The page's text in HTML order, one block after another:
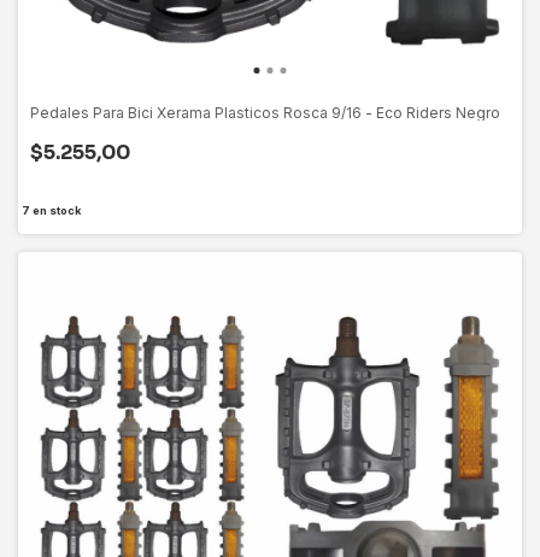
Pedales Para Bici Xerama Plasticos Rosca 9/16 - Eco Riders Negro
$5.255,00
7 en stock